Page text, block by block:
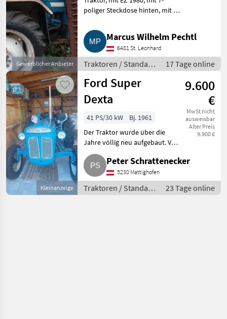
Gewerblicher Anbieter
poliger Steckdose hinten, mit 1
hinten, mit Heckhydr., mit
Heckzapfwelle hinten, mit 12, 4-
28 Bereifung hinten
Marcus Wilhelm Pechtl
6481 St. Leonhard
Traktoren / Standard
Traktoren
17 Tage online
Kleinanzeige
Ford Super
Dexta
9.600
€
MwSt nicht
ausweisbar
Alter Preis
9.900 €
41 PS/30 kW
Bj. 1961
Der Traktor wurde über die
Jahre völlig neu aufgebaut. Vor
ca. 100 km wurde der Motor
vom
Landmaschinenmechaniker
ebenfalls völlig neu aufgebaut.
Bei Interesse einfa
Peter Schrattenecker
5230 Mattighofen
Traktoren / Standard
Traktoren
23 Tage online